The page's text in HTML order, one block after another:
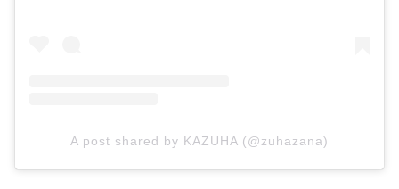
A post shared by KAZUHA (@zuhazana)